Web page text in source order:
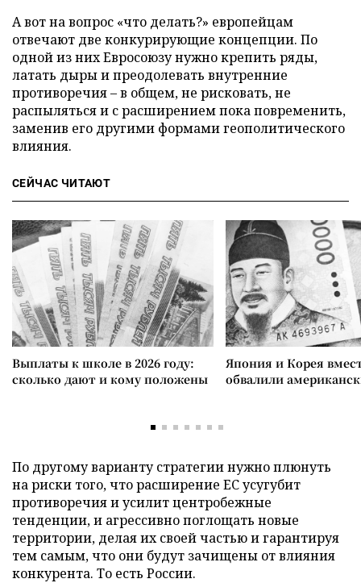
А вот на вопрос «что делать?» европейцам
отвечают две конкурирующие концепции. По
одной из них Евросоюзу нужно крепить ряды,
латать дыры и преодолевать внутренние
противоречия – в общем, не рисковать, не
распыляться и с расширением пока повременить,
заменив его другими формами геополитического
влияния.
СЕЙЧАС ЧИТАЮТ
Выплаты к школе в 2026 году:
сколько дают и кому положены
Япония и Корея
обвалили
По другому варианту стратегии нужно плюнуть
на риски того, что расширение ЕС усугубит
противоречия и усилит центробежные
тенденции, и агрессивно поглощать новые
территории, делая их своей частью и гарантируя
тем самым, что они будут зачищены от влияния
конкурента. То есть России.